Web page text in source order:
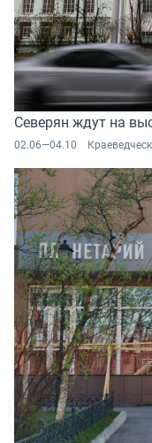
Северян ждут на
02.06—04.10